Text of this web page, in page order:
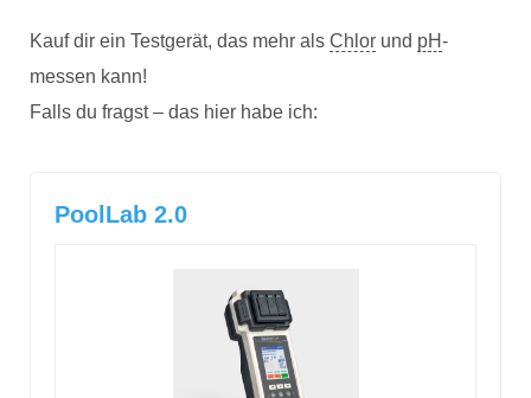
Kauf dir ein Testgerät, das mehr als Chlor und pH-
messen kann!
Falls du fragst – das hier habe ich:
PoolLab 2.0